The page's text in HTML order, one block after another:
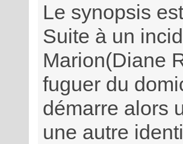
Le synopsis
Suite à un
Marion(Diane
fuguer du
démarre alors
une autre